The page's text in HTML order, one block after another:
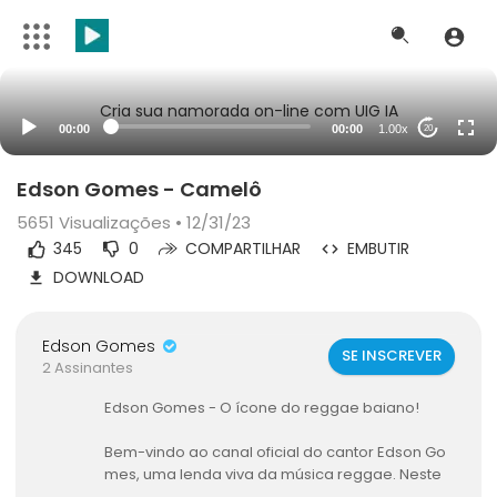
Cria sua namorada on-line com UIG IA
00:00 00:00 1.00x 20
Edson Gomes - Camelô
5651 Visualizações • 12/31/23
345 0 COMPARTILHAR
EMBUTIR
DOWNLOAD
Edson Gomes
2 Assinantes
SE INSCREVER
Edson Gomes - O ícone do reggae baiano!
Bem-vindo ao canal oficial do cantor Edson Go
mes, uma lenda viva da música reggae. Neste